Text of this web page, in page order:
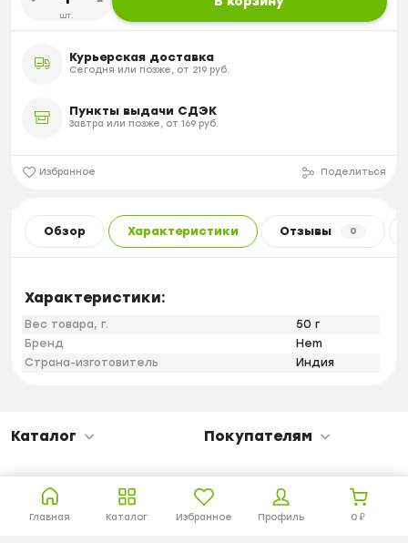
Главная Каталог Избранное Профиль 0₽
шт.
Курьерская доставка
Сегодня или позже, от 219 руб.
Пункты выдачи СДЭК
Завтра или позже, от 169 руб.
Избранное Поделиться
Обзор Характеристики Отзывы 0
Характеристики:
Вес товара, г.
50 г
Бренд
Hem
Страна-изготовитель
Индия
Каталог Покупателям